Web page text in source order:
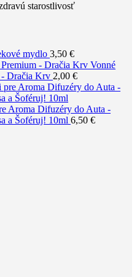
starostlivosť
mydlo 3,50 €
Vonné
Dračia Krv 2,00 €
Aroma Difuzéry do Auta -
a Šoféruj! 10ml 6,50 €